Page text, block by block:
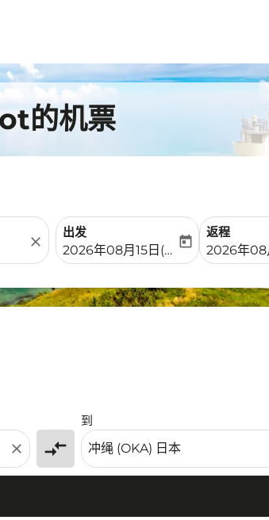
的机票
close
出发
fc-booking-departure-date-aria-
2026年08月15日(周六)
today
返程
fc-
2026年08
close compare_arrows
到